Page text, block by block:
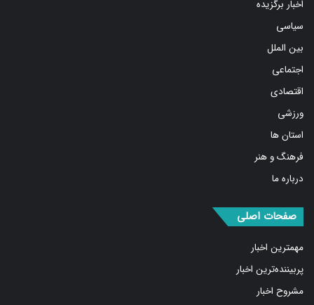
سیاسی
بین الملل
اجتماعی
اقتصادی
ورزشی
استان ها
فرهنگ و هنر
درباره ما
مهمترین اخبار
پربیننده‌ترین اخبار
مشروح اخبار
یادداشت